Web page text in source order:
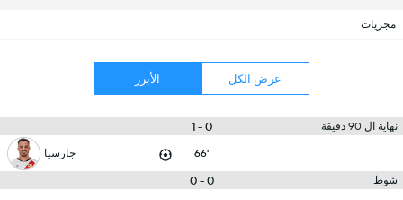
مجريات
عرض الكل الأبرز
نهاية ال 90 دقيقة 0 - 1
66' جارسيا
شوط 0 - 0